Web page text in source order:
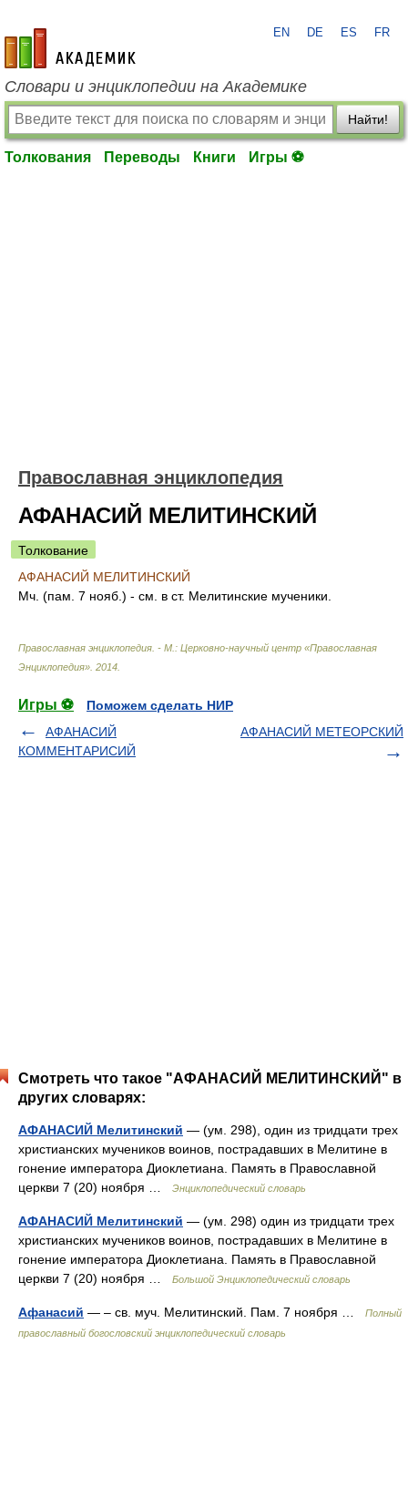
academic.ru
EN DE ES FR
Словари и энциклопедии на Академике
Найти!
Толкования Переводы Книги Игры ⚽
Православная энциклопедия
АФАНАСИЙ МЕЛИТИНСКИЙ
Толкование
АФАНАСИЙ МЕЛИТИНСКИЙ
Мч. (пам. 7 нояб.) - см. в ст. Мелитинские мученики.
Православная энциклопедия. - М.: Церковно-научный центр «Православная
Энциклопедия» 2014
Игры ⚽
Поможем сделать НИР
АФАНАСИЙ
КОММЕНТАРИСИЙ
АФАНАСИЙ МЕТЕОРСКИЙ
Смотреть что такое "АФАНАСИЙ МЕЛИТИНСКИЙ" в
других словарях:
АФАНАСИЙ Мелитинский — (ум. 298), один из тридцати трех
христианских мучеников воинов, пострадавших в Мелитине в
гонение императора Диоклетиана. Память в Православной
церкви 7 (20) ноября …
Энциклопедический словарь
АФАНАСИЙ Мелитинский — (ум. 298) один из тридцати трех
христианских мучеников воинов, пострадавших в Мелитине в
гонение императора Диоклетиана. Память в Православной
церкви 7 (20) ноября …
Большой Энциклопедический словарь
Афанасий — – св. муч. Мелитинский. Пам. 7 ноября …
Полный
православный богословский энциклопедический словарь